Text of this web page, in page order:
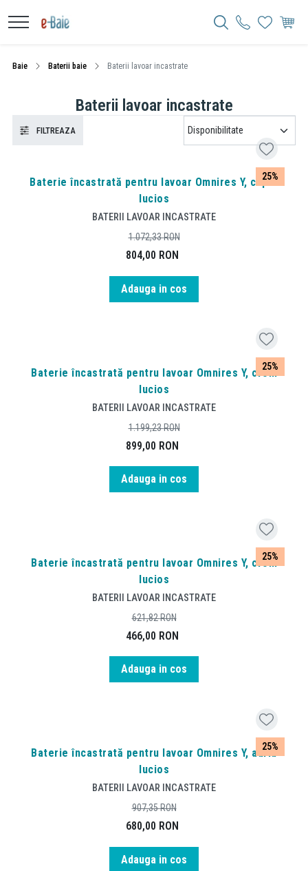
Baie Baterii baie Baterii lavoar incastrate
Baterii lavoar incastrate
FILTREAZA
25%
Baterie încastrată pentru lavoar Omnires Y, cupru
lucios
BATERII LAVOAR INCASTRATE
804,00 RON
1.072,33RON
Adauga in cos
25%
Baterie încastrată pentru lavoar Omnires Y, crom
lucios
BATERII LAVOAR INCASTRATE
899,00 RON
1.199,23RON
Adauga in cos
25%
Baterie încastrată pentru lavoar Omnires Y, crom
lucios
BATERII LAVOAR INCASTRATE
466,00 RON
621,82RON
Adauga in cos
25%
Baterie încastrată pentru lavoar Omnires Y, auriu
lucios
BATERII LAVOAR INCASTRATE
680,00 RON
907,35RON
Adauga in cos